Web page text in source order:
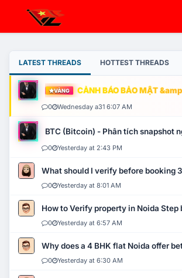
LATEST THREADS HOTTEST THREADS
VÀNG CẢNH BÁO BẢO MẬT
0 Wednesday a31 6:07 AM
BTC (Bitcoin) - Phân tích snapshot
0 Yesterday at 2:43 PM
What should I verify before booking 3
0 Yesterday at 8:01 AM
How to Verify property in Noida Step
0 Yesterday at 6:57 AM
Why does a 4 BHK flat Noida offer
0 Yesterday at 6:30 AM